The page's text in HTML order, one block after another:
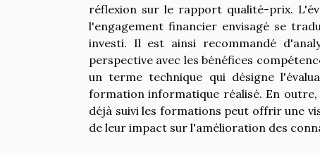
réflexion sur le rapport qualité-prix.
l'engagement financier envisagé se
investi. Il est ainsi recommandé
perspective avec les bénéfices
un terme technique qui désigne
formation informatique réalisé. En
déjà suivi les formations peut offrir une
de leur impact sur l'amélioration des